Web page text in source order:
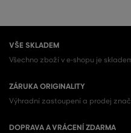
VŠE SKLADEM
Všechno zboží v e-shopu je
ZÁRUKA ORIGINALITY
Výhradní zastoupení a prodej
DOPRAVA A VRÁCENÍ ZDARMA